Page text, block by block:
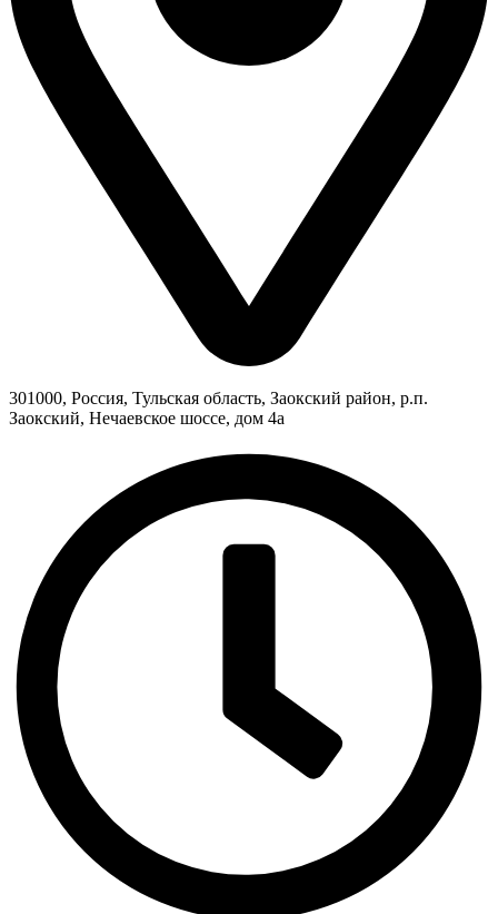
301000, Россия, Тульская область, Заокский район, р.п.
Заокский, Нечаевское шоссе, дом 4а